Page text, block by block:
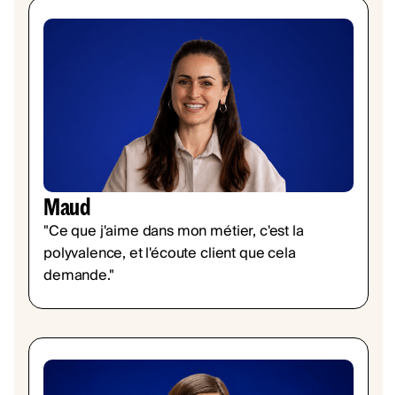
Maud
"Ce que j'aime dans mon métier, c'est la
polyvalence, et l'écoute client que cela
demande."